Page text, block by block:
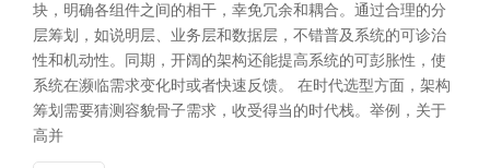
块，明确各组件之间的相干，幸免冗余和耦合。通过合理的分
层筹划，如说明层、业务层和数据层，不错普及系统的可诊治
性和机动性。同期，开阔的架构还能提高系统的可彭胀性，使
系统在濒临需求变化时或者快速反馈。 在时代选型方面，架构
筹划需要猜测容貌骨子需求，收受得当的时代栈。举例，关于
高并